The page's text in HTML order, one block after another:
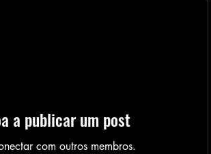
a publicar um post
com outros membros.